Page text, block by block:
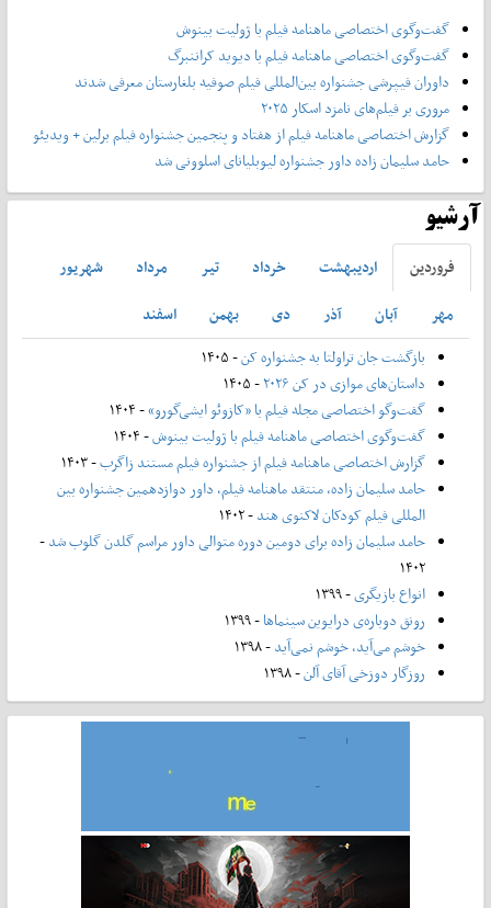
گفت‌وگوی اختصاصی ماهنامه فیلم با ژولیت بینوش
گفت‌وگوی اختصاصی ماهنامه فیلم با دیوید کراننبرگ
داوران فیپرشی جشنواره بین‌المللی فیلم صوفیه بلغارستان معرفی شدند
مروری بر فیلم‌های نامزد اسکار ۲۰۲۵
گزارش اختصاصی ماهنامه فیلم از هفتاد و پنجمین جشنواره فیلم برلین + ویدیئو
حامد سلیمان زاده داور جشنواره لیوبلیانای اسلوونی شد
آرشیو
فروردين ارديبهشت خرداد تير مرداد
شهريور
مهر
آبان آذر دی بهمن
اسفند
بازگشت جان تراولتا به جشنواره کن- ۱۴۰۵
داستان‌های موازی در کن ۲۰۲۶
- ۱۴۰۵
گفت‌وگو اختصاصی مجله فیلم با «کازوئو ایشی‌گورو»- ۱۴۰۴
گفت‌وگوی اختصاصی ماهنامه فیلم با ژولیت بینوش- ۱۴۰۴
گزارش اختصاصی ماهنامه فیلم از جشنواره فیلم مستند زاگرب- ۱۴۰۳
حامد سلیمان زاده، منتقد ماهنامه فیلم، داور دوازدهمین جشنواره بین
المللی فیلم کودکان لاکنوی هند- ۱۴۰۲
حامد سلیمان زاده برای دومین دوره متوالی داور مراسم گلدن گلوب شد-
۱۴۰۲
انواع بازیگری- ۱۳۹۹
رونق دوباره‌ی درایوین سینماها- ۱۳۹۹
خوشم می‌آید، خوشم نمی‌آید- ۱۳۹۸
روزگار دوزخی آقای آلن- ۱۳۹۸